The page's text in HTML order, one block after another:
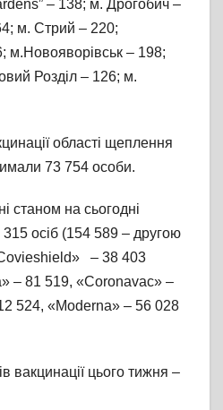
– 138; м. Дрогобич –
м. Стрий – 220;
м.Новояворівськ – 198;
Розділ – 126; м.
області щеплення
73 754 особи.
станом на сьогодні
осіб (154 589 – другою
– 38 403
– 81 519, «Coronavac» –
524, «Moderna» – 56 028
вакцинації цього тижня –